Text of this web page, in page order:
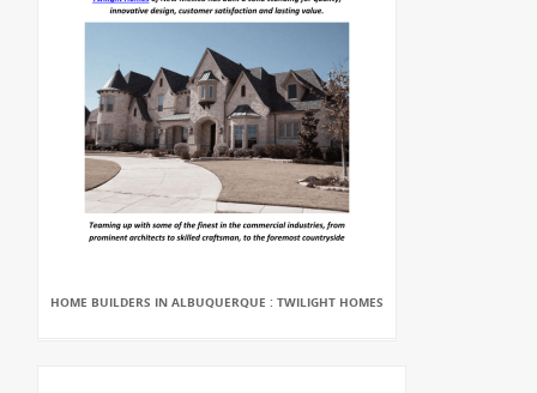
HOME BUILDERS IN ALBUQUERQUE : TWILIGHT HOMES